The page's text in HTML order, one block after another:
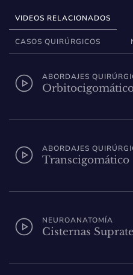
VIDEOS RELACIONADOS
CASOS QUIRÚRGICOS
ABORDAJES
ABORDAJES
Transcigomático
NEUROANATOMÍA
Cisternas